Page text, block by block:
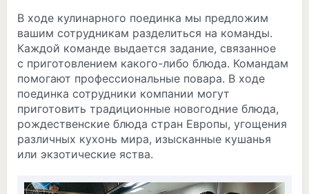
В ходе кулинарного поединка мы предложим
вашим сотрудникам разделиться на команды.
Каждой команде выдается задание, связанное
с приготовлением какого-либо блюда. Командам
помогают профессиональные повара. В ходе
поединка сотрудники компании могут
приготовить традиционные новогодние блюда,
рождественские блюда стран Европы, угощения
различных кухонь мира, изысканные кушанья
или экзотические яства.